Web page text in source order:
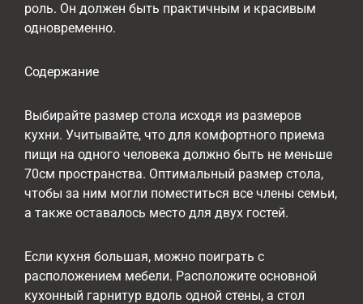
роль. Он должен быть практичным и красивым
одновременно.
Содержание
Выбирайте размер стола исходя из размеров
кухни. Учитывайте, что для комфортного приема
пищи на одного человека должно быть не меньше
70см пространства. Оптимальный размер стола,
чтобы за ним могли поместиться все члены семьи,
а также оставалось место для двух гостей.
Если кухня большая, можно поиграть с
расположением мебели. Расположите основной
кухонный гарнитур вдоль одной стены, а стол